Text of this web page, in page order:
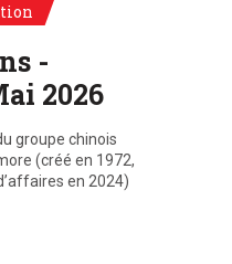
-
2026
groupe chinois
(créé en 1972,
en 2024)